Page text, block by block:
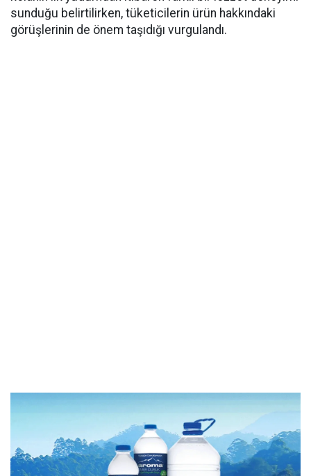
sunduğu belirtilirken, tüketicilerin ürün hakkındaki
görüşlerinin de önem taşıdığı vurgulandı.